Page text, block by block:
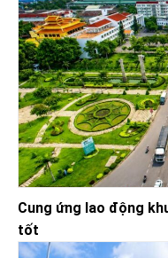
Cung ứng lao động
tốt